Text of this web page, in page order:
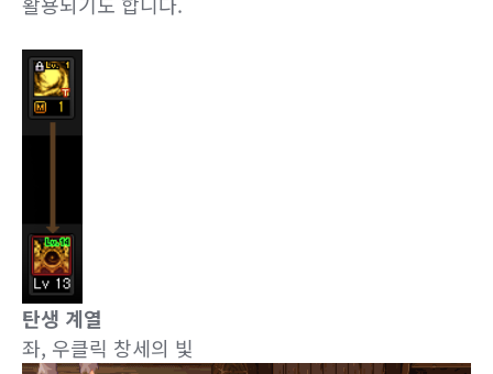
또는
사용하지 않고
리고느긋할때는 우클릭으로 하나 하나
니다. 또한 무려 15초동안 지속되는 무적기이기 때문
에 해방, 강림 등 난이도가 어려운 던전에서 생존기로
활용되기도 합니다.